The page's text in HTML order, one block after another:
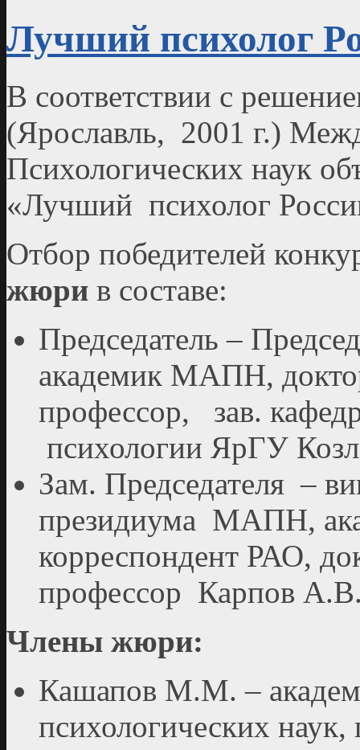
Лучший психолог
В соответствии с
(Ярославль, 2001 г.)
Психологических наук
«Лучший психолог
Отбор победителей
жюри в составе:
Председатель –
академик МАПН,
профессор, зав.
психологии ЯрГУ
Зам. Председателя –
президиума МАПН,
корреспондент РАО,
профессор Карпов
Члены жюри:
Кашапов М.М. –
психологических наук,